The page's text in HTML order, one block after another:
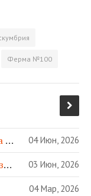
Ферма №100
Исландия – самая дорогая страна в МИРЕ! 04 Июн, 2026
Больше самбанда (хорошего и разного)! 03 Июн, 2026
04 Мар, 2026